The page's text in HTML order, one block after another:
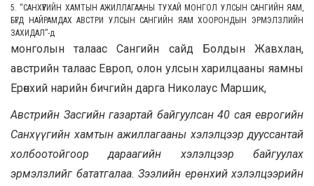
5. “САНХҮҮГИЙН ХАМТЫН АЖИЛЛАГААНЫ ТУХАЙ МОНГОЛ УЛСЫН САНГИЙН ЯАМ,
БҮГД НАЙРАМДАХ АВСТРИ УЛСЫН САНГИЙН ЯАМ ХООРОНДЫН ЭРМЭЛЗЛИЙН
ЗАХИДАЛ”-д
монголын талаас Сангийн сайд Болдын Жавхлан,
австрийн талаас Европ, олон улсын харилцааны яамны
Ерөнхий нарийн бичгийн дарга Николаус Маршик,
Австрийн Засгийн газартай байгуулсан 40 сая еврогийн
Санхүүгийн хамтын ажиллагааны хэлэлцээр дууссантай
холбоотойгоор дараагийн хэлэлцээр байгуулах
эрмэлзлийг бататгалаа. Зээлийн ерөнхий хэлэлцээрийн